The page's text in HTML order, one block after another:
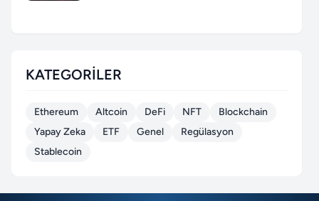
KATEGORILER
Ethereum Altcoin DeFi NFT
Blockchain
Yapay Zeka
ETF Genel
Regülasyon
Stablecoin